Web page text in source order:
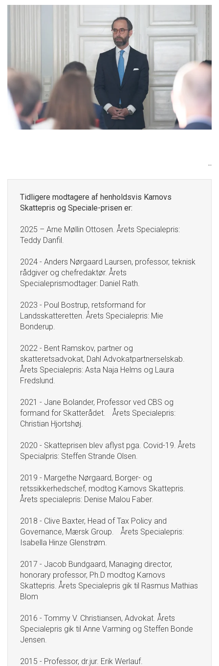
Tidligere modtagere af henholdsvis Karnovs
Skattepris og Speciale-prisen er:
2025 – Arne Møllin Ottosen. Årets Specialepris:
Teddy Danfil.
2024 - Anders Nørgaard Laursen, professor, teknisk
rådgiver og chefredaktør. Årets
Specialeprismodtager: Daniel Rath.
2023 - Poul Bostrup, retsformand for
Landsskatteretten. Årets Specialepris: Mie
Bonderup.
2022 - Bent Ramskov, partner og
skatteretsadvokat, Dahl Advokatpartnerselskab.
Årets Specialepris: Asta Naja Helms og Laura
Fredslund.
2021 - Jane Bolander, Professor ved CBS og
formand for Skatterådet. Årets Specialepris:
Christian Hjortshøj.
2020 - Skatteprisen blev aflyst pga. Covid-19. Årets
Specialpris: Steffen Strande Olsen.
2019 - Margethe Nørgaard, Borger- og
retssikkerhedschef, modtog Karnovs Skattepris.
Årets specialepris: Denise Malou Faber.
2018 - Clive Baxter, Head of Tax Policy and
Governance, Mærsk Group. Årets Specialepris:
Isabella Hinze Glenstrøm.
2017 - Jacob Bundgaard, Managing director,
honorary professor, Ph.D modtog Karnovs
Skattepris. Årets Specialepris gik til Rasmus Mathias
Blom
2016 - Tommy V. Christiansen, Advokat. Årets
Specialepris gik til Anne Varming og Steffen Bonde
Jensen.
2015 - Professor, dr.jur. Erik Werlauf.